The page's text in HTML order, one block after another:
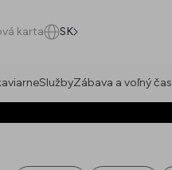
karta SK
SlužbyZábava a voľný čas